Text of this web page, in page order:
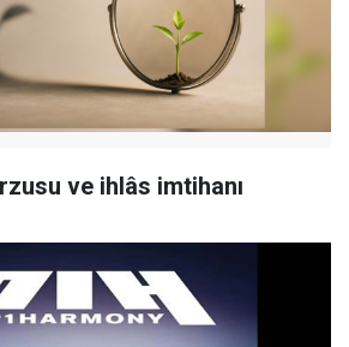
ve ihlâs imtihanı